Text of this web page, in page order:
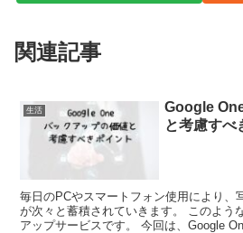
関連記事
生活
Google
と考慮すべ
毎日のPCやスマートフォン使用により、
が次々と蓄積されていきます。 このよう
アップサービスです。 今回は、Google